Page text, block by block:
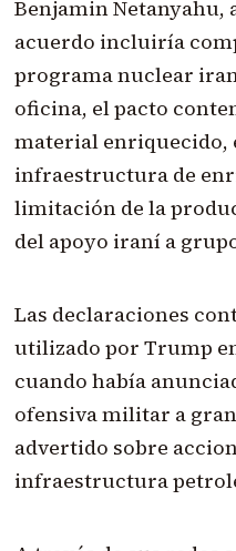
Benjamin Netanyahu,
acuerdo incluiría
programa nuclear
oficina, el pacto
material enriquecido,
infraestructura de
limitación de la
del apoyo iraní a
Las declaraciones
utilizado por Trump
cuando había
ofensiva militar a
advertido sobre
infraestructura